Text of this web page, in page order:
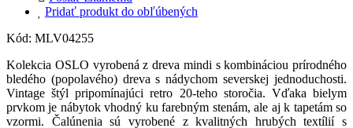
Pridať produkt do obľúbených
Kód: MLV04255
Kolekcia OSLO vyrobená z dreva mindi s kombináciou prírodného
bledého (popolavého) dreva s nádychom severskej jednoduchosti.
Vintage štýl pripomínajúci retro 20-teho storočia. Vďaka bielym
prvkom je nábytok vhodný ku farebným stenám, ale aj k tapetám so
vzormi. Čalúnenia sú vyrobené z kvalitných hrubých textílií s